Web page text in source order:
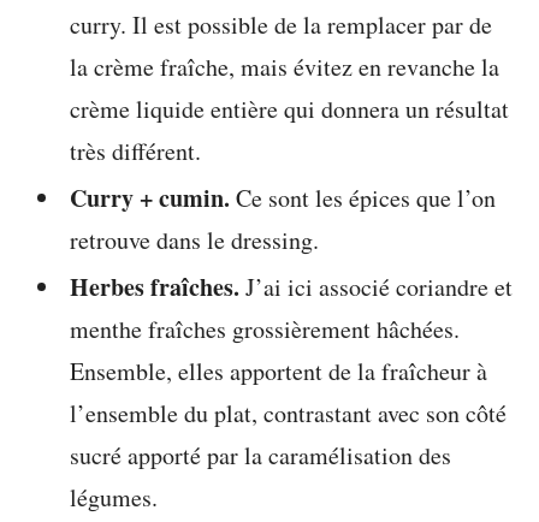
curry. Il est possible de la remplacer par de
la crème fraîche, mais évitez en revanche la
crème liquide entière qui donnera un résultat
très différent.
Curry + cumin. Ce sont les épices que l’on
retrouve dans le dressing.
Herbes fraîches. J’ai ici associé coriandre et
menthe fraîches grossièrement hâchées.
Ensemble, elles apportent de la fraîcheur à
l’ensemble du plat, contrastant avec son côté
sucré apporté par la caramélisation des
légumes.